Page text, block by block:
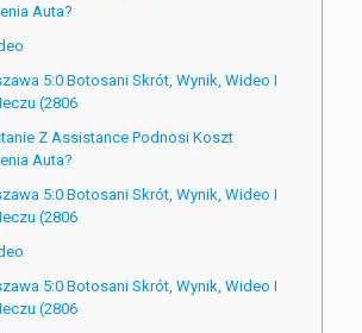
Auta?
5:0 Botosani Skrót, Wynik, Wideo I
(2806
Z Assistance Podnosi Koszt
Auta?
5:0 Botosani Skrót, Wynik, Wideo I
(2806
5:0 Botosani Skrót, Wynik, Wideo I
(2806